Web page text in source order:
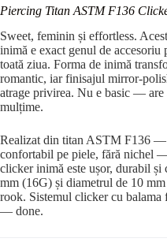
Piercing Titan ASTM F136
Sweet, feminin și effortless.
inimă e exact genul de
toată ziua. Forma de inimă
romantic, iar finisajul mirror-
atrage privirea. Nu e basic — are
mulțime.
Realizat din titan ASTM F136 —
confortabil pe piele, fără nichel
clicker inimă este ușor, durabil și
mm (16G) și diametrul de 10
rook. Sistemul clicker cu
— done.